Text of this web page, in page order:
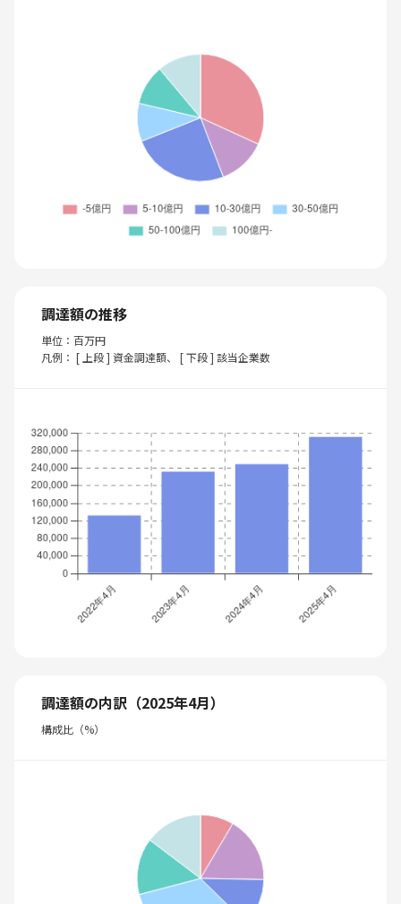
調達額の推移
単位：百万円
凡例： [ 上段 ] 資金調達額、 [ 下段 ] 該当企業数
調達額の内訳（2025年4月）
構成比（%）